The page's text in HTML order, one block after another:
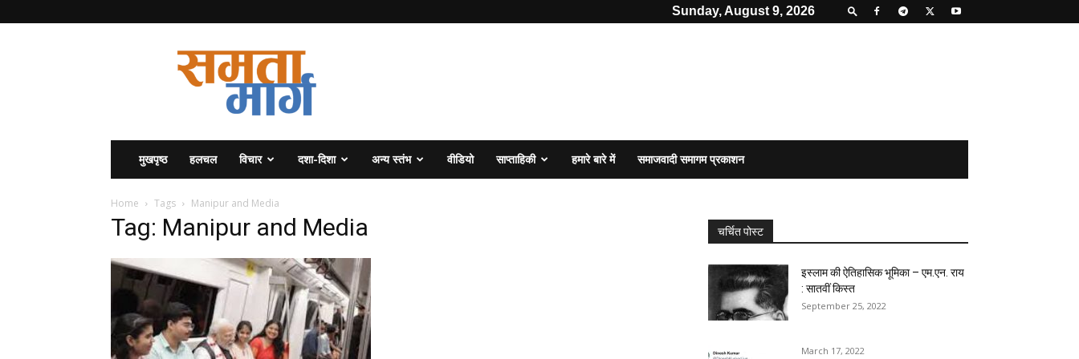
Sunday, August 9, 2026
मुखपृष्ठ हलचल विचार दशा-दिशा अन्य स्तंभ वीडियो साप्ताहिकी हमारे बारे में समाजवादी समागम प्रकाशन
Home Tags Manipur and Media
Tag: Manipur and Media चर्चित पोस्ट
इस्लाम की ऐतिहासिक भूमिका – एम.एन. राय
: सातवीं किस्त
September 25, 2022
March 17, 2022